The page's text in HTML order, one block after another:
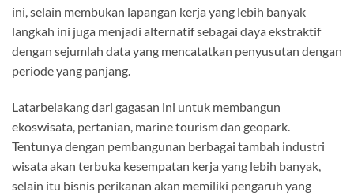
ini, selain membukan lapangan kerja yang lebih banyak
langkah ini juga menjadi alternatif sebagai daya ekstraktif
dengan sejumlah data yang mencatatkan penyusutan dengan
periode yang panjang.
Latarbelakang dari gagasan ini untuk membangun
ekoswisata, pertanian, marine tourism dan geopark.
Tentunya dengan pembangunan berbagai tambah industri
wisata akan terbuka kesempatan kerja yang lebih banyak,
selain itu bisnis perikanan akan memiliki pengaruh yang